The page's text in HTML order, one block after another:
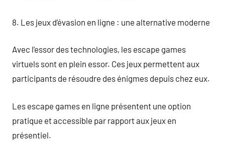
8. Les jeux d’évasion en ligne : une alternative moderne
Avec l’essor des technologies, les escape games
virtuels sont en plein essor. Ces jeux permettent aux
participants de résoudre des énigmes depuis chez eux.
Les escape games en ligne présentent une option
pratique et accessible par rapport aux jeux en
présentiel.